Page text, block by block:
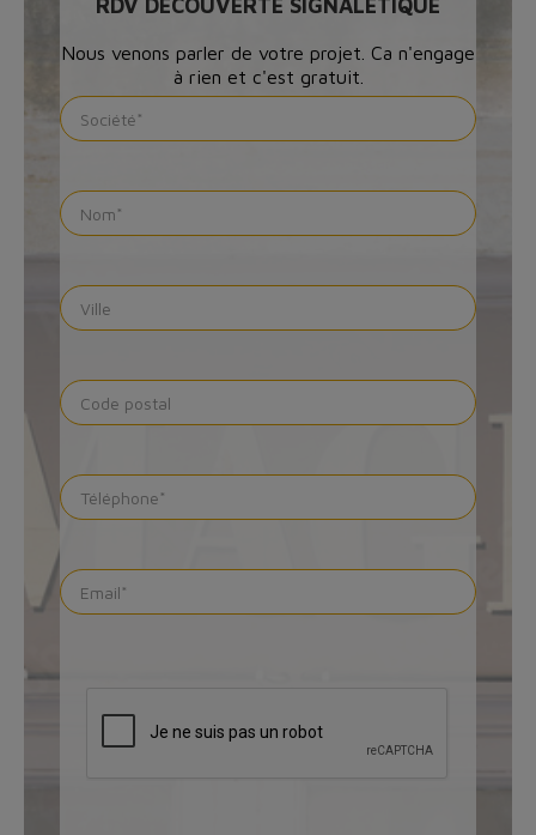
RDV DÉCOUVERTE SIGNALÉTIQUE
Nous venons parler de votre projet. Ca n'engage
à rien et c'est gratuit.